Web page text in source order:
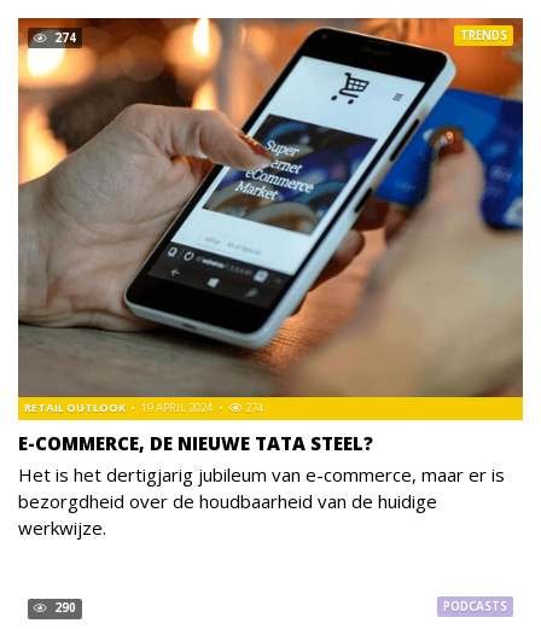
274
E-COMMERCE, DE NIEUWE TATA STEEL?
RETAIL OUTLOOK 19 APRIL 2024 274
TRENDS
Het is het dertigjarig jubileum van e-commerce, maar er is
bezorgdheid over de houdbaarheid van de huidige
werkwijze.
290 PODCASTS